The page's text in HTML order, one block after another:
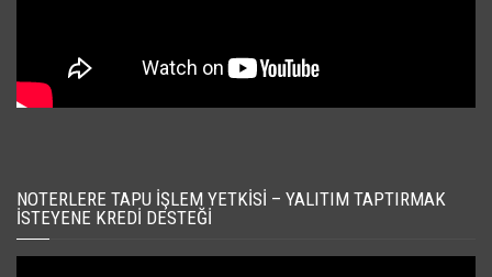
NOTERLERE TAPU İŞLEM YETKISI – YALITIM TAPTIRMAK
İSTEYENE KREDI DESTEĞI